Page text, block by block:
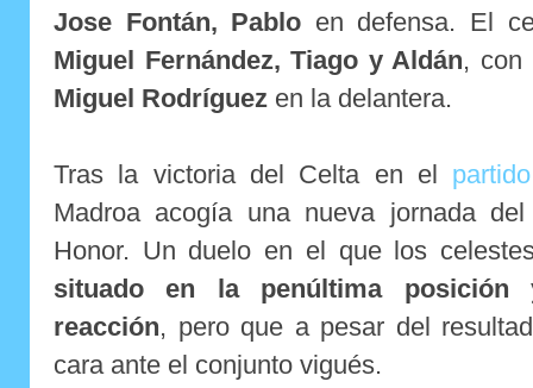
Jose Fontán, Pablo en defensa. El
Miguel Fernández, Tiago y Aldán, con
Miguel Rodríguez en la delantera.
Tras la victoria del Celta en el
Madroa acogía una nueva jornada
Honor. Un duelo en el que los
situado en la penúltima posición
reacción, pero que a pesar del
cara ante el conjunto vigués.